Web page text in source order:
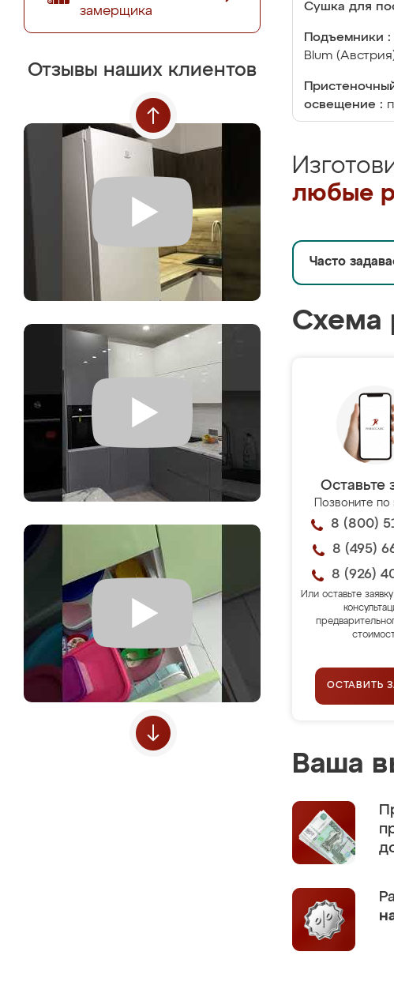
замерщика
Отзывы наших клиентов
Сушка для
Подъемники :
Blum
освещение :
любые
Часто
Схема
Оставьте
Позвоните
8 (800)
8 (495)
8 (926)
Или оставьте
ОСТАВИТЬ
Ваша